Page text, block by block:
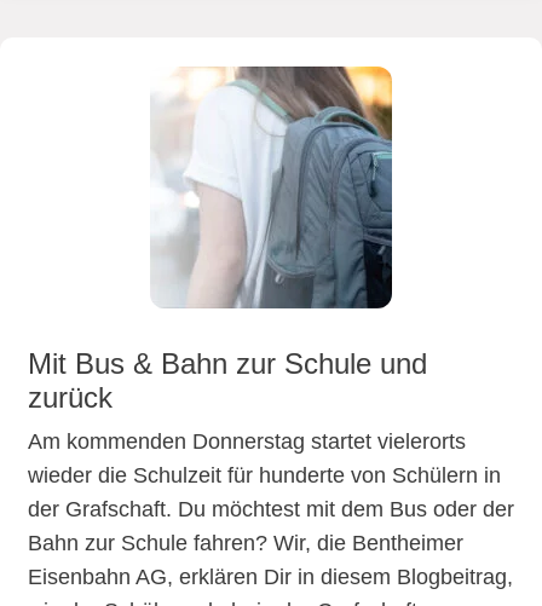
Mit Bus & Bahn zur Schule und
zurück
Am kommenden Donnerstag startet vielerorts
wieder die Schulzeit für hunderte von Schülern in
der Grafschaft. Du möchtest mit dem Bus oder der
Bahn zur Schule fahren? Wir, die Bentheimer
Eisenbahn AG, erklären Dir in diesem Blogbeitrag,